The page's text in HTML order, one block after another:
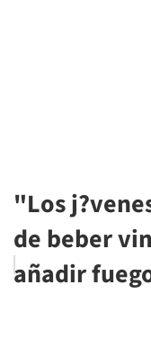
"Los
de beber
añadir